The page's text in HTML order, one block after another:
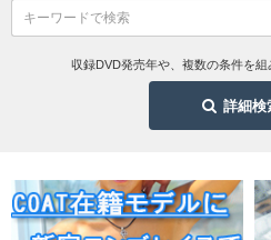
収録DVD発売年や、複数の条件を
詳細検